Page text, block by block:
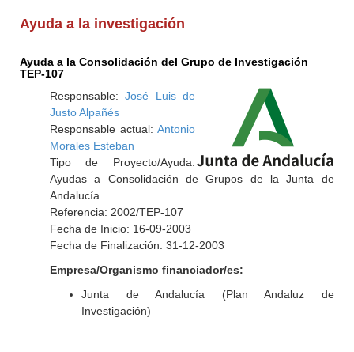
Ayuda a la investigación
Ayuda a la Consolidación del Grupo de Investigación
TEP-107
Responsable:José Luis de
Justo Alpañés
Responsable actual: Antonio
Morales Esteban
Tipo de Proyecto/Ayuda:
Ayudas a Consolidación de Grupos de la Junta de
Andalucía
Referencia: 2002/TEP-107
Fecha de Inicio: 16-09-2003
Fecha de Finalización: 31-12-2003
Empresa/Organismo financiador/es:
Junta de Andalucía (Plan Andaluz de
Investigación)